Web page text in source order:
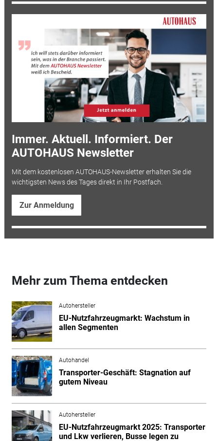
Immer. Aktuell. Informiert. Der
AUTOHAUS Newsletter
Mit dem kostenlosen AUTOHAUS-Newsletter erhalten Sie die
wichtigsten News des Tages direkt in Ihr Postfach.
Zur Anmeldung
Mehr zum Thema entdecken
Autohersteller
EU-Nutzfahrzeugmarkt: Wachstum in
allen Segmenten
Autohandel
Transporter-Geschäft: Stagnation auf
gutem Niveau
Autohersteller
EU-Nutzfahrzeugmarkt 2025: Transporter
und Lkw verlieren, Busse legen zu